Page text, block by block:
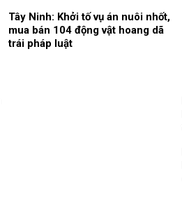
Tây Ninh: Khởi tố vụ án nuôi nhốt,
mua bán 104 động vật hoang dã
trái pháp luật